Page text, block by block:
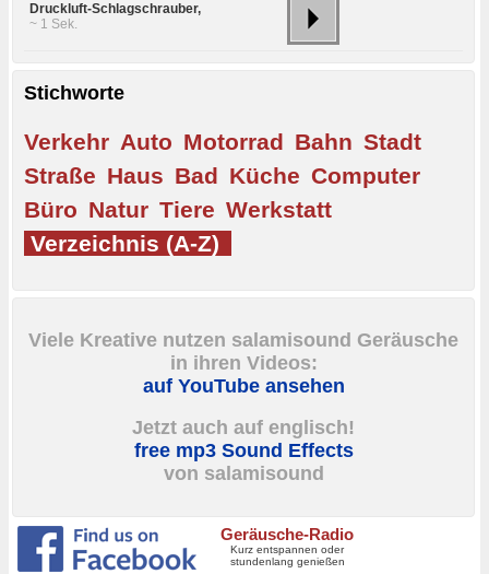
Druckluft-Schlagschrauber,
~ 1 Sek.
Stichworte
Verkehr Auto Motorrad Bahn Stadt
Straße Haus Bad Küche Computer
Büro Natur Tiere Werkstatt
Verzeichnis (A-Z)
Viele Kreative nutzen salamisound Geräusche
in ihren Videos:
auf YouTube ansehen
Jetzt auch auf englisch!
free mp3 Sound Effects
von salamisound
Geräusche-Radio
Kurz entspannen oder
stundenlang genießen